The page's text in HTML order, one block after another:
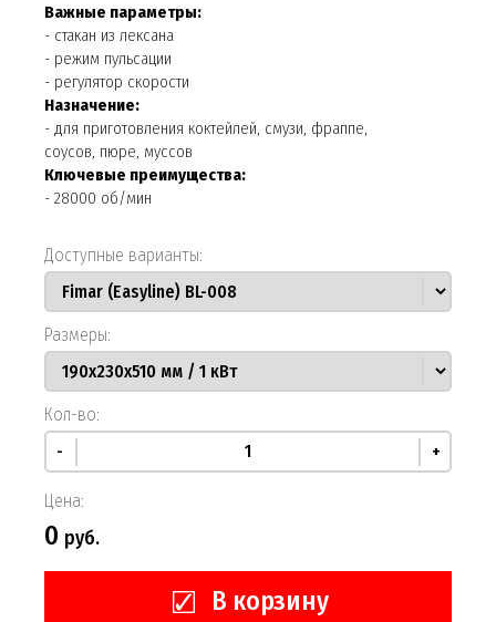
Важные параметры:
- стакан из лексана
- режим пульсации
- регулятор скорости
Назначение:
- для приготовления коктейлей, смузи, фраппе,
соусов, пюре, муссов
Ключевые преимущества:
- 28000 об/мин
Доступные варианты:
Размеры:
Кол-во:
- +
Цена:
0 руб.
В корзину